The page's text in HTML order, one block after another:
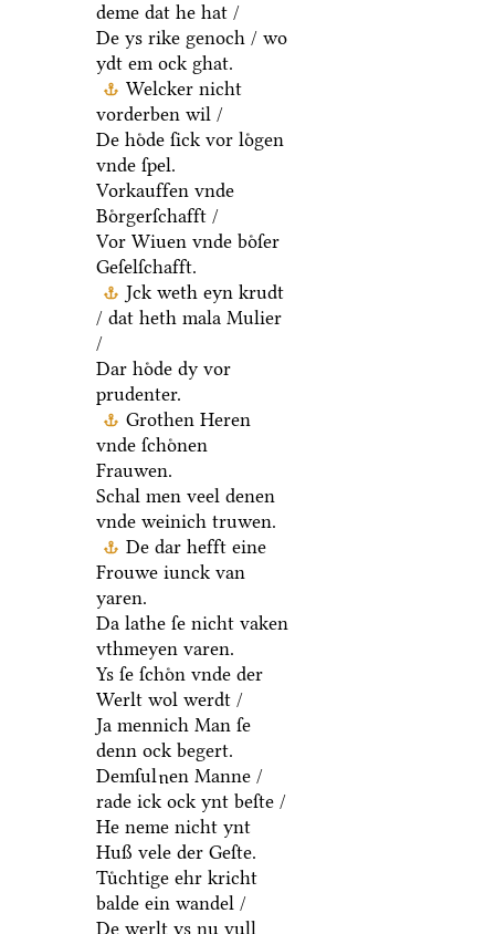
deme dat he hat /
De ys rike genoch / wo
ydt em ock ghat.
Welcker nicht
vorderben wil /
De hoͤde ſick vor loͤgen
vnde ſpel.
Vorkauffen vnde
Boͤrgerſchafft /
Vor Wiuen vnde boͤſer
Geſelſchafft.
Jck weth eyn krudt
/ dat heth mala Mulier
/
Dar hoͤde dy vor
prudenter.
Grothen Heren
vnde ſchoͤnen
Frauwen.
Schal men veel denen
vnde weinich truwen.
De dar hefft eine
Frouwe iunck van
yaren.
Da lathe ſe nicht vaken
vthmeyen varen.
Ys ſe ſchoͤn vnde der
Werlt wol werdt /
Ja mennich Man ſe
denn ock begert.
Demſuluen Manne /
rade ick ock ynt beſte /
He neme nicht ynt
Huß vele der Geſte.
Tuͤchtige ehr kricht
balde ein wandel /
De werlt ys nu vull